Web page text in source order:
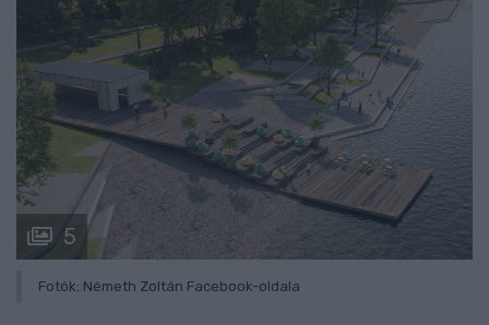
5
Fotók: Németh Zoltán Facebook-oldala